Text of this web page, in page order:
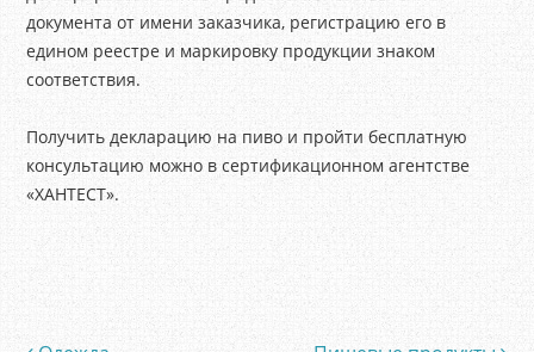
документа от имени заказчика, регистрацию его в
едином реестре и маркировку продукции знаком
соответствия.
Получить декларацию на пиво и пройти бесплатную
консультацию можно в сертификационном агентстве
«ХАНТЕСТ».